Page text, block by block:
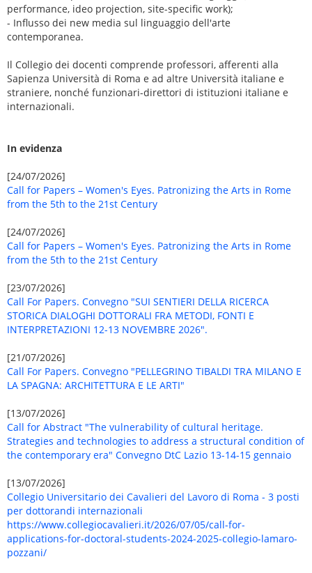
performance, ideo projection, site-specific work);
- Influsso dei new media sul linguaggio dell'arte
contemporanea.
Il Collegio dei docenti comprende professori, afferenti alla
Sapienza Università di Roma e ad altre Università italiane e
straniere, nonché funzionari-direttori di istituzioni italiane e
internazionali.
In evidenza
[24/07/2026]
Call for Papers – Women's Eyes. Patronizing the Arts in Rome
from the 5th to the 21st Century
[24/07/2026]
Call for Papers – Women's Eyes. Patronizing the Arts in Rome
from the 5th to the 21st Century
[23/07/2026]
Call For Papers. Convegno "SUI SENTIERI DELLA RICERCA
STORICA DIALOGHI DOTTORALI FRA METODI, FONTI E
INTERPRETAZIONI 12-13 NOVEMBRE 2026".
[21/07/2026]
Call For Papers. Convegno "PELLEGRINO TIBALDI TRA MILANO E
LA SPAGNA: ARCHITETTURA E LE ARTI"
[13/07/2026]
Call for Abstract "The vulnerability of cultural heritage.
Strategies and technologies to address a structural condition of
the contemporary era" Convegno DtC Lazio 13-14-15 gennaio
[13/07/2026]
Collegio Universitario dei Cavalieri del Lavoro di Roma - 3 posti
per dottorandi internazionali
https://www.collegiocavalieri.it/2026/07/05/call-for-
applications-for-doctoral-students-2024-2025-collegio-lamaro-
pozzani/